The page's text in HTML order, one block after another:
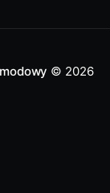
© 2026